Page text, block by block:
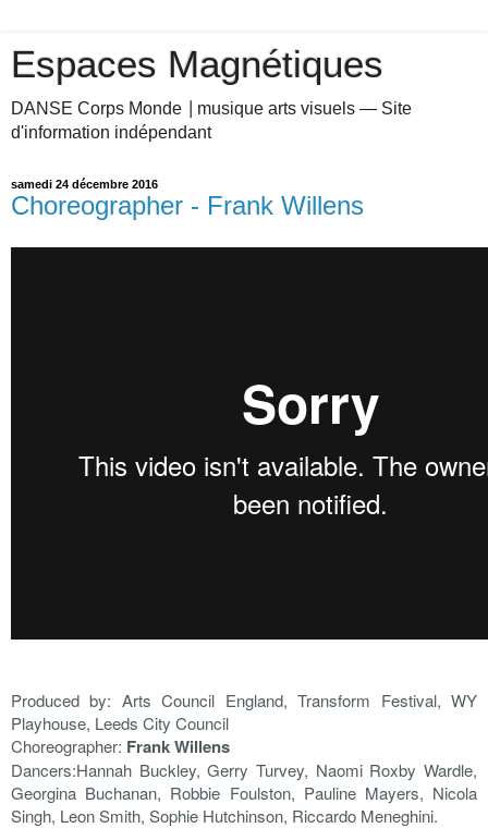
Espaces Magnétiques
DANSE Corps Monde ⎥ musique arts visuels — Site
d'information indépendant
samedi 24 décembre 2016
Choreographer - Frank Willens
Produced by: Arts Council England, Transform Festival, WY
Playhouse, Leeds City Council
Choreographer: Frank Willens
Dancers:Hannah Buckley, Gerry Turvey, Naomi Roxby Wardle,
Georgina Buchanan, Robbie Foulston, Pauline Mayers, Nicola
Singh, Leon Smith, Sophie Hutchinson, Riccardo Meneghini.